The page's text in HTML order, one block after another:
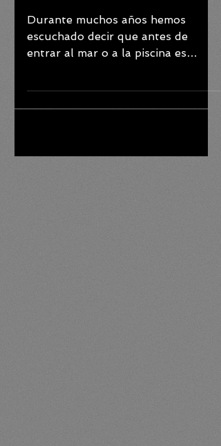
corales
Durante muchos años hemos
escuchado decir que antes de
cuidar nuestra...